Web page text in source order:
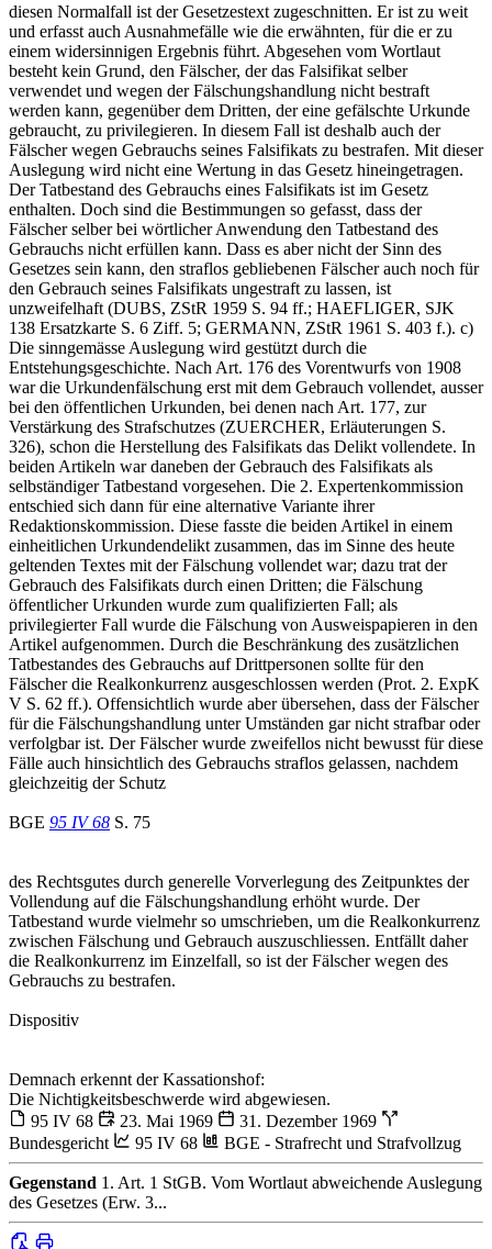
diesen Normalfall ist der Gesetzestext zugeschnitten. Er ist zu weit
und erfasst auch Ausnahmefälle wie die erwähnten, für die er zu
einem widersinnigen Ergebnis führt. Abgesehen vom Wortlaut
besteht kein Grund, den Fälscher, der das Falsifikat selber
verwendet und wegen der Fälschungshandlung nicht bestraft
werden kann, gegenüber dem Dritten, der eine gefälschte Urkunde
gebraucht, zu privilegieren. In diesem Fall ist deshalb auch der
Fälscher wegen Gebrauchs seines Falsifikats zu bestrafen. Mit dieser
Auslegung wird nicht eine Wertung in das Gesetz hineingetragen.
Der Tatbestand des Gebrauchs eines Falsifikats ist im Gesetz
enthalten. Doch sind die Bestimmungen so gefasst, dass der
Fälscher selber bei wörtlicher Anwendung den Tatbestand des
Gebrauchs nicht erfüllen kann. Dass es aber nicht der Sinn des
Gesetzes sein kann, den straflos gebliebenen Fälscher auch noch für
den Gebrauch seines Falsifikats ungestraft zu lassen, ist
unzweifelhaft (DUBS, ZStR 1959 S. 94 ff.; HAEFLIGER, SJK
138 Ersatzkarte S. 6 Ziff. 5; GERMANN, ZStR 1961 S. 403 f.). c)
Die sinngemässe Auslegung wird gestützt durch die
Entstehungsgeschichte. Nach Art. 176 des Vorentwurfs von 1908
war die Urkundenfälschung erst mit dem Gebrauch vollendet, ausser
bei den öffentlichen Urkunden, bei denen nach Art. 177, zur
Verstärkung des Strafschutzes (ZUERCHER, Erläuterungen S.
326), schon die Herstellung des Falsifikats das Delikt vollendete. In
beiden Artikeln war daneben der Gebrauch des Falsifikats als
selbständiger Tatbestand vorgesehen. Die 2. Expertenkommission
entschied sich dann für eine alternative Variante ihrer
Redaktionskommission. Diese fasste die beiden Artikel in einem
einheitlichen Urkundendelikt zusammen, das im Sinne des heute
geltenden Textes mit der Fälschung vollendet war; dazu trat der
Gebrauch des Falsifikats durch einen Dritten; die Fälschung
öffentlicher Urkunden wurde zum qualifizierten Fall; als
privilegierter Fall wurde die Fälschung von Ausweispapieren in den
Artikel aufgenommen. Durch die Beschränkung des zusätzlichen
Tatbestandes des Gebrauchs auf Drittpersonen sollte für den
Fälscher die Realkonkurrenz ausgeschlossen werden (Prot. 2. ExpK
V S. 62 ff.). Offensichtlich wurde aber übersehen, dass der Fälscher
für die Fälschungshandlung unter Umständen gar nicht strafbar oder
verfolgbar ist. Der Fälscher wurde zweifellos nicht bewusst für diese
Fälle auch hinsichtlich des Gebrauchs straflos gelassen, nachdem
gleichzeitig der Schutz
BGE 95 IV 68 S. 75
des Rechtsgutes durch generelle Vorverlegung des Zeitpunktes der
Vollendung auf die Fälschungshandlung erhöht wurde. Der
Tatbestand wurde vielmehr so umschrieben, um die Realkonkurrenz
zwischen Fälschung und Gebrauch auszuschliessen. Entfällt daher
die Realkonkurrenz im Einzelfall, so ist der Fälscher wegen des
Gebrauchs zu bestrafen.
Dispositiv
Demnach erkennt der Kassationshof:
Die Nichtigkeitsbeschwerde wird abgewiesen.
95 IV 68
23. Mai 1969
31. Dezember 1969
Bundesgericht
95 IV 68 BGE - Strafrecht und Strafvollzug
Gegenstand 1. Art. 1 StGB. Vom Wortlaut abweichende Auslegung
des Gesetzes (Erw. 3...